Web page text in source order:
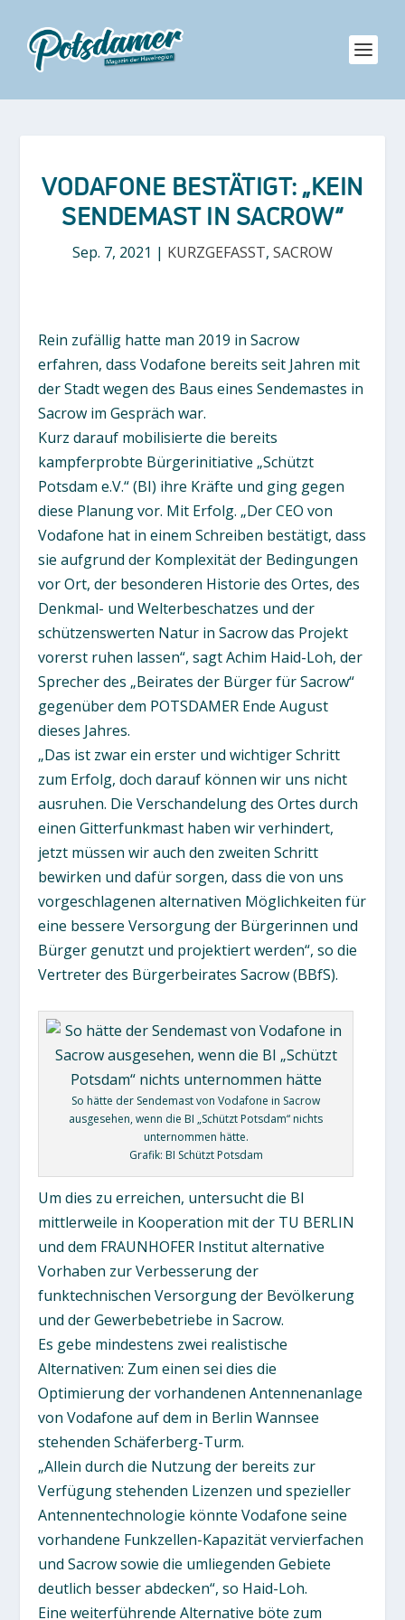
VODAFONE BESTÄTIGT: „KEIN
SENDEMAST IN SACROW“
Sep. 7, 2021 | KURZGEFASST, SACROW
Rein zufällig hatte man 2019 in Sacrow
erfahren, dass Vodafone bereits seit Jahren mit
der Stadt wegen des Baus eines Sendemastes in
Sacrow im Gespräch war.
Kurz darauf mobilisierte die bereits
kampferprobte Bürgerinitiative „Schützt
Potsdam e.V.“ (BI) ihre Kräfte und ging gegen
diese Planung vor. Mit Erfolg. „Der CEO von
Vodafone hat in einem Schreiben bestätigt, dass
sie aufgrund der Komplexität der Bedingungen
vor Ort, der besonderen Historie des Ortes, des
Denkmal- und Welterbeschatzes und der
schützenswerten Natur in Sacrow das Projekt
vorerst ruhen lassen“, sagt Achim Haid-Loh, der
Sprecher des „Beirates der Bürger für Sacrow“
gegenüber dem POTSDAMER Ende August
dieses Jahres.
„Das ist zwar ein erster und wichtiger Schritt
zum Erfolg, doch darauf können wir uns nicht
ausruhen. Die Verschandelung des Ortes durch
einen Gitterfunkmast haben wir verhindert,
jetzt müssen wir auch den zweiten Schritt
bewirken und dafür sorgen, dass die von uns
vorgeschlagenen alternativen Möglichkeiten für
eine bessere Versorgung der Bürgerinnen und
Bürger genutzt und projektiert werden“, so die
Vertreter des Bürgerbeirates Sacrow (BBfS).
So hätte der Sendemast von Vodafone in Sacrow
ausgesehen, wenn die BI „Schützt Potsdam“ nichts
unternommen hätte.
Grafik: BI Schützt Potsdam
Um dies zu erreichen, untersucht die BI
mittlerweile in Kooperation mit der TU BERLIN
und dem FRAUNHOFER Institut alternative
Vorhaben zur Verbesserung der
funktechnischen Versorgung der Bevölkerung
und der Gewerbebetriebe in Sacrow.
Es gebe mindestens zwei realistische
Alternativen: Zum einen sei dies die
Optimierung der vorhandenen Antennenanlage
von Vodafone auf dem in Berlin Wannsee
stehenden Schäferberg-Turm.
„Allein durch die Nutzung der bereits zur
Verfügung stehenden Lizenzen und spezieller
Antennentechnologie könnte Vodafone seine
vorhandene Funkzellen-Kapazität vervierfachen
und Sacrow sowie die umliegenden Gebiete
deutlich besser abdecken“, so Haid-Loh.
Eine weiterführende Alternative böte zum